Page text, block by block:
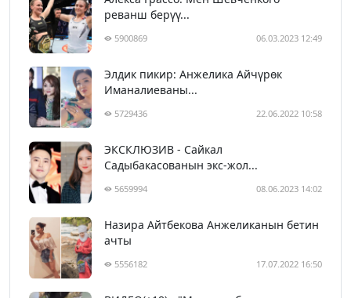
реванш берүү...
5900869 06.03.2023 12:49
Элдик пикир: Анжелика Айчүрөк
Иманалиеваны...
5729436 22.06.2022 10:58
ЭКСКЛЮЗИВ - Сайкал
Садыбакасованын экс-жол...
5659994 08.06.2023 14:02
Назира Айтбекова Анжеликанын бетин
ачты
5556182 17.07.2022 16:50